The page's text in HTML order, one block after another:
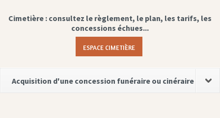
Cimetière : consultez le règlement, le plan, les tarifs, les
concessions échues...
ESPACE CIMETIÈRE
Acquisition d'une concession funéraire ou cinéraire